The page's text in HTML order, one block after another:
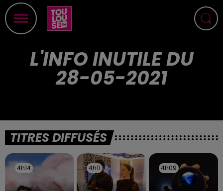
L'INFO INUTILE DU
28-05-2021
TITRES DIFFUSÉS
4h14
4h14 4h11
4h11 4h09
4h09